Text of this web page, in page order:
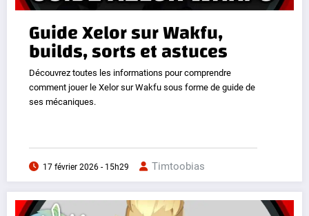
Guide Xelor sur Wakfu,
builds, sorts et astuces
Découvrez toutes les informations pour comprendre
comment jouer le Xelor sur Wakfu sous forme de guide de
ses mécaniques.
17 février 2026 - 15h29 Timtoobias